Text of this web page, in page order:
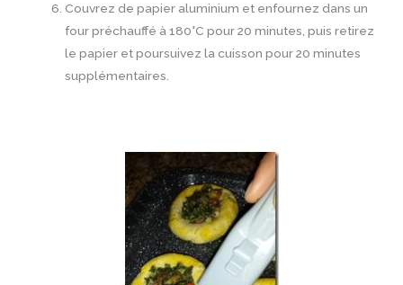
Couvrez de papier aluminium et enfournez dans un
four préchauffé à 180°C pour 20 minutes, puis retirez
le papier et poursuivez la cuisson pour 20 minutes
supplémentaires.